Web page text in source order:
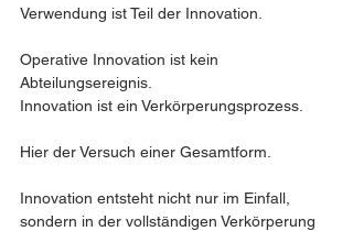
Verwendung ist Teil der Innovation.
Operative Innovation ist kein
Abteilungsereignis.
Innovation ist ein Verkörperungsprozess.
Hier der Versuch einer Gesamtform.
Innovation entsteht nicht nur im Einfall,
sondern in der vollständigen Verkörperung